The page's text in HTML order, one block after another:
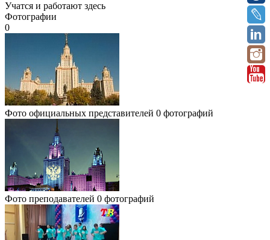
Учатся и работают здесь
Фотографии
0
Фото официальных представителей 0 фотографий
Фото преподавателей 0 фотографий